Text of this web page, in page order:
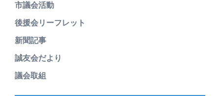
市議会活動
後援会リーフレット
新聞記事
誠友会だより
議会取組